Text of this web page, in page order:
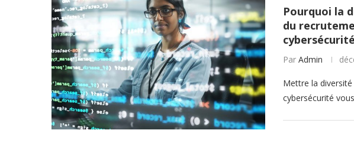
Pourquoi la
du
cybersécurité
Par Admin
Mettre la
cybersécurité